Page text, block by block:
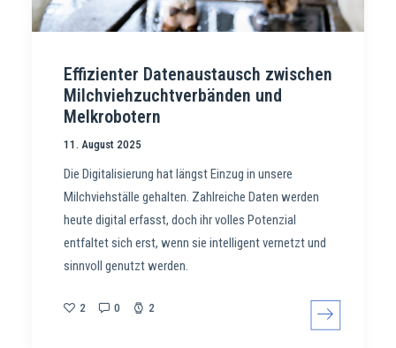
Effizienter Datenaustausch zwischen
Milchviehzuchtverbänden und
Melkrobotern
11. August 2025
Die Digitalisierung hat längst Einzug in unsere
Milchviehställe gehalten. Zahlreiche Daten werden
heute digital erfasst, doch ihr volles Potenzial
entfaltet sich erst, wenn sie intelligent vernetzt und
sinnvoll genutzt werden.
2 0 2